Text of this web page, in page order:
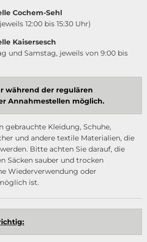
Cochem-Sehl
12:00 bis 15:30 Uhr)
Kaisersesch
und Samstag, jeweils von 9:00 bis
während der regulären
Annahmestellen möglich.
gebrauchte Kleidung, Schuhe,
und andere textile Materialien, die
Bitte achten Sie darauf, die
Säcken sauber und trocken
Wiederverwendung oder
ist.